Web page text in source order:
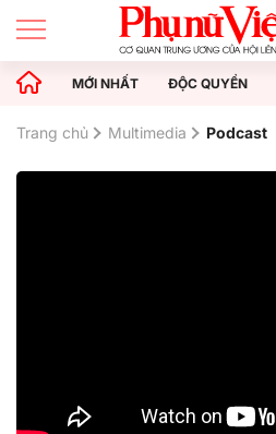
MỚI NHẤT ĐỘC QUYỀN
Trang chủ Multimedia Podcast